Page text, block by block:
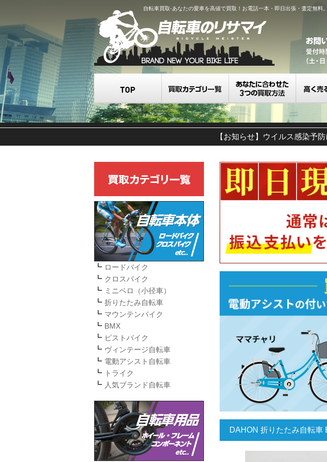
自転車買取-あなたの愛車を高値で買取！お電話一本・即日出張・査定無料。
【お知らせ】ウイルス感染予
DAHON 折りたたみ自転
ロードバイク
クロスバイク
ミニベロ（小径車）
折りたたみ自転車
マウンテンバイク
BMX
ピストバイク
ヴィンテージ自転車
電動アシスト自転車
トライク
人気ブランド自転車